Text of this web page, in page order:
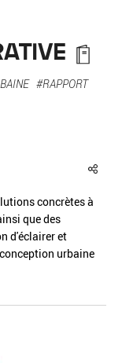
avancée
#RAPPORT
concrètes à
que des
d'éclairer et
urbaine